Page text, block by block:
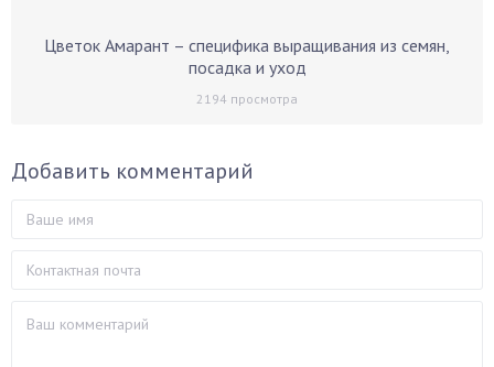
Цветок Амарант – специфика выращивания из семян,
посадка и уход
2194 просмотра
Добавить комментарий